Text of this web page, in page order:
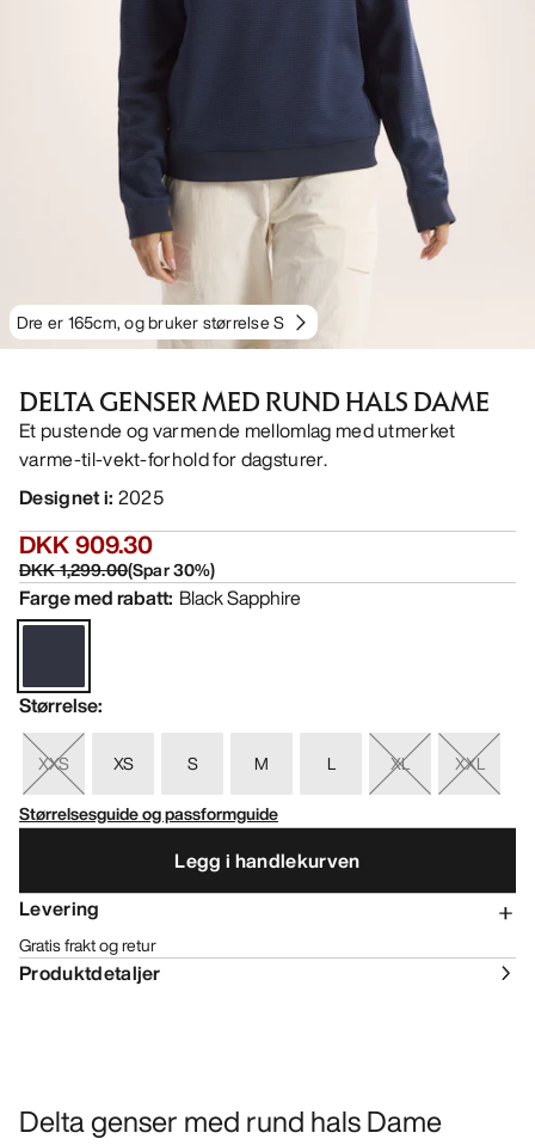
Dre er 165cm, og bruker størrelse S
DELTA GENSER MED RUND HALS DAME
Et pustende og varmende mellomlag med utmerket
varme-til-vekt-forhold for dagsturer.
Designet i: 2025
DKK 909.30
DKK 1,299.00(Spar30%)
Farge med rabatt: Black Sapphire
Størrelse:
XXS XS S M L XL
XXL
Størrelsesguide og passformguide
Legg i handlekurven
Levering
Gratis frakt og retur
Produktdetaljer
Delta genser med rund hals Dame